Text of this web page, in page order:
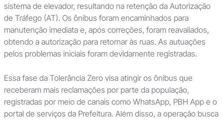
sistema de elevador, resultando na retenção da Autorização
de Tráfego (AT). Os ônibus foram encaminhados para
manutenção imediata e, após correções, foram reavaliados,
obtendo a autorização para retornar às ruas. As autuações
pelos problemas iniciais foram devidamente registradas.
Essa fase da Tolerância Zero visa atingir os ônibus que
receberam mais reclamações por parte da população,
registradas por meio de canais como WhatsApp, PBH App e o
portal de serviços da Prefeitura. Além disso, a operação busca